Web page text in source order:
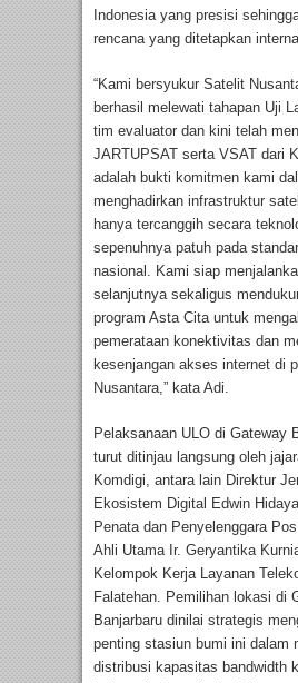
Indonesia yang presisi
rencana yang ditetapkan
“Kami bersyukur Satelit
berhasil melewati tahapan Uji
tim evaluator dan kini telah
JARTUPSAT serta VSAT dari
adalah bukti komitmen kami
menghadirkan infrastruktur
hanya tercanggih secara
sepenuhnya patuh pada
nasional. Kami siap
selanjutnya sekaligus
program Asta Cita untuk
pemerataan konektivitas dan
kesenjangan akses internet di
Nusantara,” kata Adi.
Pelaksanaan ULO di Gateway
turut ditinjau langsung oleh
Komdigi, antara lain Direktur
Ekosistem Digital Edwin
Penata dan Penyelenggara
Ahli Utama Ir. Geryantika
Kelompok Kerja Layanan
Falatehan. Pemilihan lokasi di
Banjarbaru dinilai strategis
penting stasiun bumi ini dalam
distribusi kapasitas bandwidth